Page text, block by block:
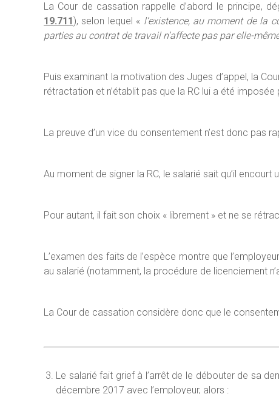
La Cour de cassation rappelle d’abord le principe,
19.711), selon lequel « l’existence, au moment de la
parties au contrat de travail n’affecte pas par elle-
Puis examinant la motivation des Juges d’appel, la
rétractation et n’établit pas que la RC lui a été imposée
La preuve d’un vice du consentement n’est donc pas
Au moment de signer la RC, le salarié sait qu’il encourt
Pour autant, il fait son choix « librement » et ne se
L’examen des faits de l’espèce montre que
au salarié (notamment, la procédure de licenciement
La Cour de cassation considère donc que le
Le salarié fait grief à l’arrêt de le débouter de sa
décembre 2017 avec l’employeur, alors :